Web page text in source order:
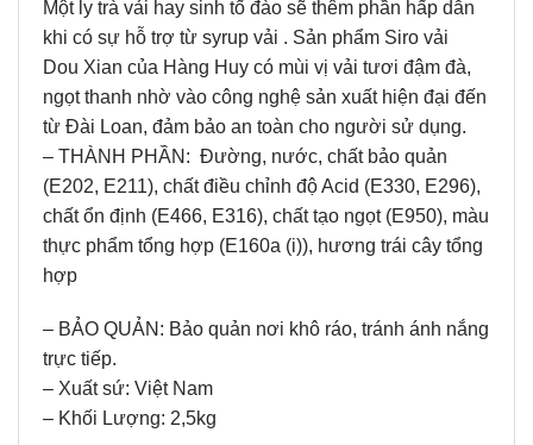
Một ly trà vải hay sinh tố đào sẽ thêm phần hấp dẫn
khi có sự hỗ trợ từ syrup vải . Sản phẩm Siro vải
Dou Xian của Hàng Huy có mùi vị vải tươi đậm đà,
ngọt thanh nhờ vào công nghệ sản xuất hiện đại đến
từ Đài Loan, đảm bảo an toàn cho người sử dụng.
– THÀNH PHẦN: Đường, nước, chất bảo quản
(E202, E211), chất điều chỉnh độ Acid (E330, E296),
chất ổn định (E466, E316), chất tạo ngọt (E950), màu
thực phẩm tổng hợp (E160a (i)), hương trái cây tổng
hợp
– BẢO QUẢN: Bảo quản nơi khô ráo, tránh ánh nắng
trực tiếp.
– Xuất sứ: Việt Nam
– Khối Lượng: 2,5kg